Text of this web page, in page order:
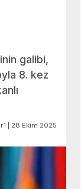
galibi,
8. kez
| 28 Ekim 2025